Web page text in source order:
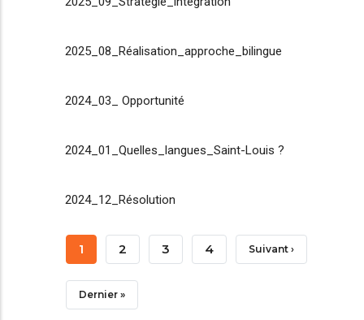
2025_08_Réalisation_approche_bilingue
2024_03_ Opportunité
2024_01_Quelles_langues_Saint-Louis ?
2024_12_Résolution
Pagination
Page
Courante
1 Page
2 Page
3 Page
4 Page
Suivant ›
Dernière
Dernier »